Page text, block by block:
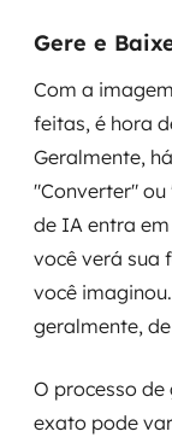
Gere e
Com a
feitas, é hora
Geralmente,
"Converter"
de IA entra
você verá sua
você
geralmente,
O processo
exato pode